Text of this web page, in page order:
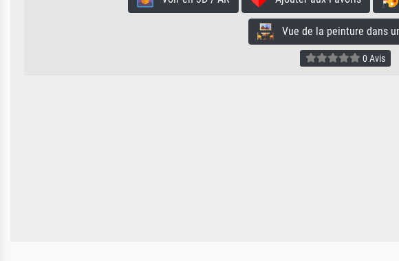
Vue de la peinture dans
0 Avis